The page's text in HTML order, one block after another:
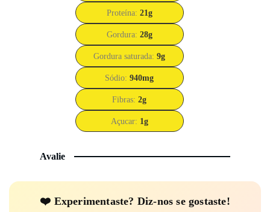
Proteína: 21g
Gordura: 28g
Gordura saturada:9g
Sódio:940mg
Fibras:2g
Açucar: 1g
Avalie
❤️ Experi­mentaste? Diz-nos se gostaste!